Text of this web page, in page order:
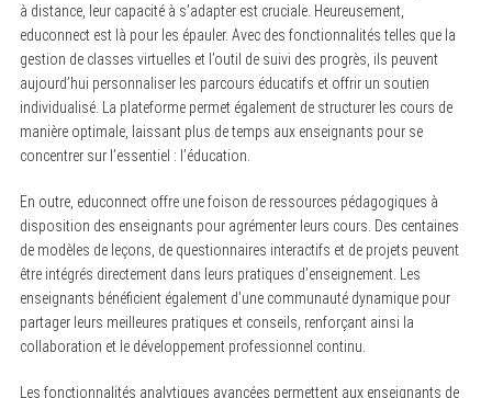
à distance, leur capacité à s’adapter est cruciale. Heureusement,
educonnect est là pour les épauler. Avec des fonctionnalités telles que la
gestion de classes virtuelles et l’outil de suivi des progrès, ils peuvent
aujourd’hui personnaliser les parcours éducatifs et offrir un soutien
individualisé. La plateforme permet également de structurer les cours de
manière optimale, laissant plus de temps aux enseignants pour se
concentrer sur l’essentiel : l’éducation.
En outre, educonnect offre une foison de ressources pédagogiques à
disposition des enseignants pour agrémenter leurs cours. Des centaines
de modèles de leçons, de questionnaires interactifs et de projets peuvent
être intégrés directement dans leurs pratiques d’enseignement. Les
enseignants bénéficient également d’une communauté dynamique pour
partager leurs meilleures pratiques et conseils, renforçant ainsi la
collaboration et le développement professionnel continu.
Les fonctionnalités analytiques avancées permettent aux enseignants de
a
r
c
h
f
o
r
: